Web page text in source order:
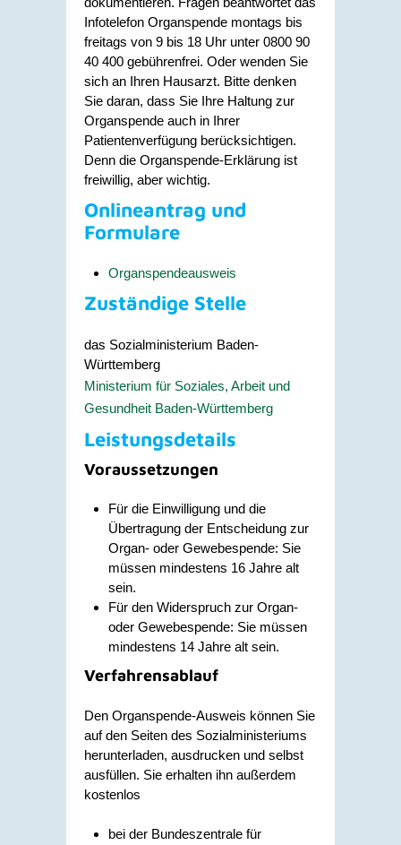
Infotelefon Organspende montags bis
freitags von 9 bis 18 Uhr unter 0800 90
40 400 gebührenfrei. Oder wenden Sie
sich an Ihren Hausarzt. Bitte denken
Sie daran, dass Sie Ihre Haltung zur
Organspende auch in Ihrer
Patientenverfügung berücksichtigen.
Denn die Organspende-Erklärung ist
freiwillig, aber wichtig.
Onlineantrag und
Formulare
Organspendeausweis
Zuständige Stelle
das Sozialministerium Baden-
Württemberg
Ministerium für Soziales, Arbeit und
Gesundheit Baden-Württemberg
Leistungsdetails
Voraussetzungen
Für die Einwilligung und die
Übertragung der Entscheidung zur
Organ- oder Gewebespende: Sie
müssen mindestens 16 Jahre alt
sein.
Für den Widerspruch zur Organ-
oder Gewebespende: Sie müssen
mindestens 14 Jahre alt sein.
Verfahrensablauf
Den Organspende-Ausweis können Sie
auf den Seiten des Sozialministeriums
herunterladen, ausdrucken und selbst
ausfüllen. Sie erhalten ihn außerdem
kostenlos
bei der Bundeszentrale für